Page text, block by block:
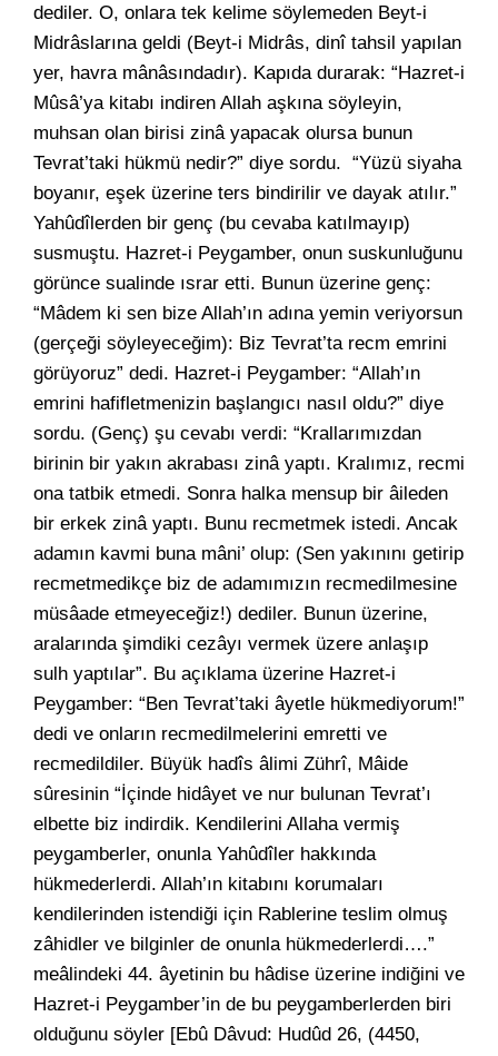
dediler. O, onlara tek kelime söylemeden Beyt-i
Midrâslarına geldi (Beyt-i Midrâs, dinî tahsil yapılan
yer, havra mânâsındadır). Kapıda durarak: “Hazret-i
Mûsâ’ya kitabı indiren Allah aşkına söyleyin,
muhsan olan birisi zinâ yapacak olursa bunun
Tevrat’taki hükmü nedir?” diye sordu. “Yüzü siyaha
boyanır, eşek üzerine ters bindirilir ve dayak atılır.”
Yahûdîlerden bir genç (bu cevaba katılmayıp)
susmuştu. Hazret-i Peygamber, onun suskunluğunu
görünce sualinde ısrar etti. Bunun üzerine genç:
“Mâdem ki sen bize Allah’ın adına yemin veriyorsun
(gerçeği söyleyeceğim): Biz Tevrat’ta recm emrini
görüyoruz” dedi. Hazret-i Peygamber: “Allah’ın
emrini hafifletmenizin başlangıcı nasıl oldu?” diye
sordu. (Genç) şu cevabı verdi: “Krallarımızdan
birinin bir yakın akrabası zinâ yaptı. Kralımız, recmi
ona tatbik etmedi. Sonra halka mensup bir âileden
bir erkek zinâ yaptı. Bunu recmetmek istedi. Ancak
adamın kavmi buna mâni’ olup: (Sen yakınını getirip
recmetmedikçe biz de adamımızın recmedilmesine
müsâade etmeyeceğiz!) dediler. Bunun üzerine,
aralarında şimdiki cezâyı vermek üzere anlaşıp
sulh yaptılar”. Bu açıklama üzerine Hazret-i
Peygamber: “Ben Tevrat’taki âyetle hükmediyorum!”
dedi ve onların recmedilmelerini emretti ve
recmedildiler. Büyük hadîs âlimi Zührî, Mâide
sûresinin “İçinde hidâyet ve nur bulunan Tevrat’ı
elbette biz indirdik. Kendilerini Allaha vermiş
peygamberler, onunla Yahûdîler hakkında
hükmederlerdi. Allah’ın kitabını korumaları
kendilerinden istendiği için Rablerine teslim olmuş
zâhidler ve bilginler de onunla hükmederlerdi….”
meâlindeki 44. âyetinin bu hâdise üzerine indiğini ve
Hazret-i Peygamber’in de bu peygamberlerden biri
olduğunu söyler [Ebû Dâvud: Hudûd 26, (4450,